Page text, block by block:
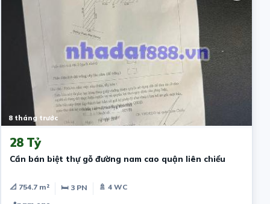
8 tháng trước
28 Tỷ
Cần bán biệt thự gỗ đường nam cao quận liên chiểu
📐 754.7 m² 🛏 3 PN
🚿 4 WC